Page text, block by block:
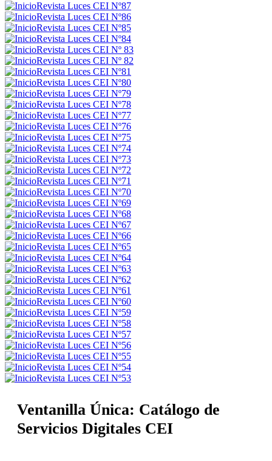
Revista Luces CEI Nº87
Revista Luces CEI Nº86
Revista Luces CEI Nº85
Revista Luces CEI Nº84
Revista Luces CEI Nº 83
Revista Luces CEI Nº 82
Revista Luces CEI Nº81
Revista Luces CEI Nº80
Revista Luces CEI Nº79
Revista Luces CEI Nº78
Revista Luces CEI Nº77
Revista Luces CEI Nº76
Revista Luces CEI Nº75
Revista Luces CEI Nº74
Revista Luces CEI Nº73
Revista Luces CEI Nº72
Revista Luces CEI Nº71
Revista Luces CEI Nº70
Revista Luces CEI Nº69
Revista Luces CEI Nº68
Revista Luces CEI Nº67
Revista Luces CEI Nº66
Revista Luces CEI Nº65
Revista Luces CEI Nº64
Revista Luces CEI Nº63
Revista Luces CEI Nº62
Revista Luces CEI Nº61
Revista Luces CEI Nº60
Revista Luces CEI Nº59
Revista Luces CEI Nº58
Revista Luces CEI Nº57
Revista Luces CEI Nº56
Revista Luces CEI Nº55
Revista Luces CEI Nº54
Revista Luces CEI Nº53
Ventanilla Única: Catálogo de
Servicios Digitales CEI